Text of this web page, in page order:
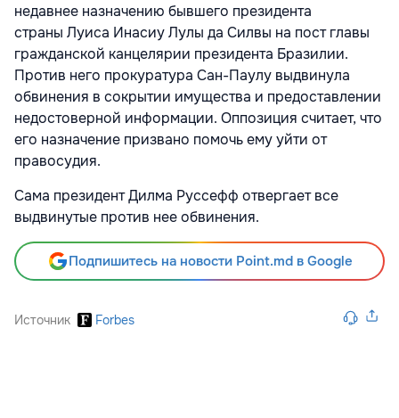
недавнее назначению бывшего президента
страны Луиса Инасиу Лулы да Силвы на пост главы
гражданской канцелярии президента Бразилии.
Против него прокуратура Сан-Паулу выдвинула
обвинения в сокрытии имущества и предоставлении
недостоверной информации. Оппозиция считает, что
его назначение призвано помочь ему уйти от
правосудия.
Сама президент Дилма Руссефф отвергает все
выдвинутые против нее обвинения.
Подпишитесь на новости Point.md в Google
Источник Forbes